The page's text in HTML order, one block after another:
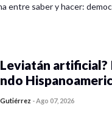
entre saber y hacer:
Leviatán
-Ago 07, 2026